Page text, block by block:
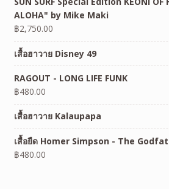
ALOHA" by Mike Maki
฿2,750.00
เสื้อฮาวาย Disney 49
RAGOUT - LONG LIFE FUNK
฿480.00
เสื้อฮาวาย Kalaupapa
เสื้อยืด Homer Simpson - The
฿480.00